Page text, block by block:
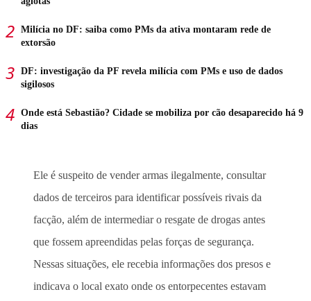
Milícia no DF: saiba como PMs da ativa montaram rede de
extorsão
DF: investigação da PF revela milícia com PMs e uso de dados
sigilosos
Onde está Sebastião? Cidade se mobiliza por cão desaparecido há 9
dias
Ele é suspeito de vender armas ilegalmente, consultar
dados de terceiros para identificar possíveis rivais da
facção, além de intermediar o resgate de drogas antes
que fossem apreendidas pelas forças de segurança.
Nessas situações, ele recebia informações dos presos e
indicava o local exato onde os entorpecentes estavam